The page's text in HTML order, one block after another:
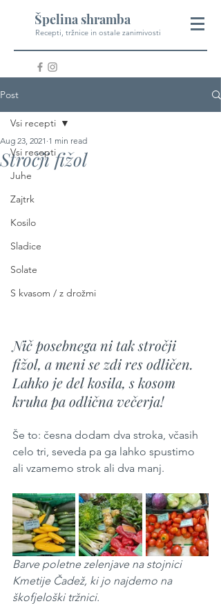
Špelina shramba
Recepti, tržnice in ostale zanimivosti
Post
Vsi recepti
Juhe
Zajtrk
Kosilo
Sladice
Solate
S kvasom / z drožmi
Vsi recepti
Stročji fižol
Aug 23, 2021 1 min read
Nič posebnega ni tak stročji
fižol, a meni se zdi res odličen.
Lahko je del kosila, s kosom
kruha pa odlična večerja!
Še to: česna dodam dva stroka, včasih
celo tri, seveda pa ga lahko spustimo
ali vzamemo strok ali dva manj.
Barve poletne zelenjave na stojnici
Kmetije Čadež, ki jo najdemo na
škofjeloški tržnici.